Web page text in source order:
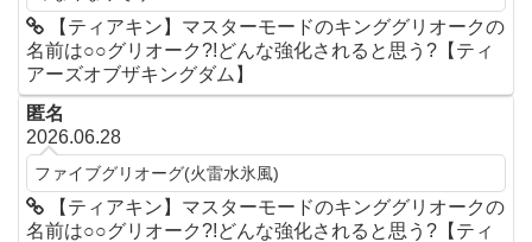
【ティアキン】マスターモードのキンググリオークの
名前は○○グリオーク?!どんな強化されると思う?【ティ
アーズオブザキングダム】
匿名
2026.06.28
ファイブグリオーグ(火雷水氷風)
【ティアキン】マスターモードのキンググリオークの
名前は○○グリオーク?!どんな強化されると思う?【ティ